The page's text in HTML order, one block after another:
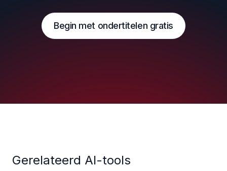
Begin met ondertitelen gratis
Gerelateerd AI-tools